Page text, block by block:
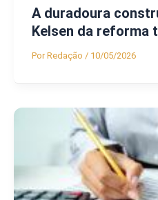
A duradoura
Kelsen da reforma
PorRedação / 10/05/2026